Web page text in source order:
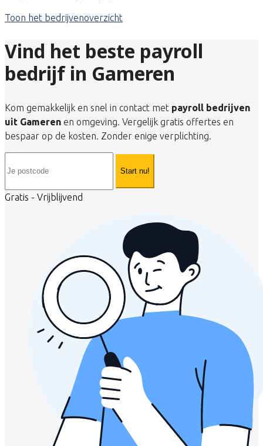
Toon het bedrijvenoverzicht
Vind het beste payroll
bedrijf in Gameren
Kom gemakkelijk en snel in contact met payroll bedrijven
uit Gameren en omgeving. Vergelijk gratis offertes en
bespaar op de kosten. Zonder enige verplichting.
Start nu!
Gratis - Vrijblijvend